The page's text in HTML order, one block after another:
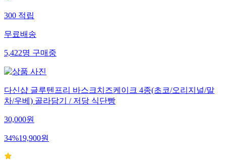
300적립
무료배송
5,422명구매중
다신샵 글루텐프리 바스크치즈케이크 4종(초코/오리지널/말
차/우베) 골라담기 / 저당 식단빵
30,000원
34%19,900원